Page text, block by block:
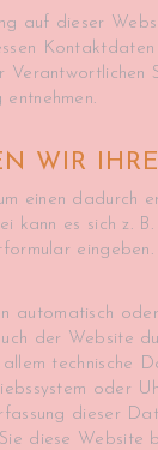
auf dieser
Kontaktdaten
Verantwortlichen
entnehmen.
WIR
einen dadurch
kann es sich z.
eingeben.
automatisch
der Website
technische
oder
dieser
diese Website